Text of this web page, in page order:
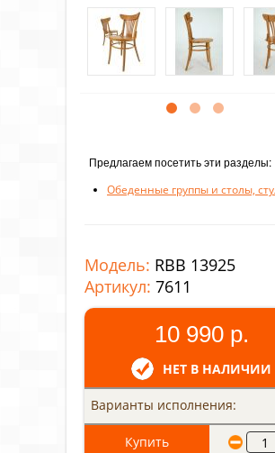
Предлагаем посетить эти разделы:
Обеденные группы и столы,
Модель: RBB 13925
Артикул: 7611
10 990 р.
НЕТ В НАЛИЧИИ
Варианты исполнения: